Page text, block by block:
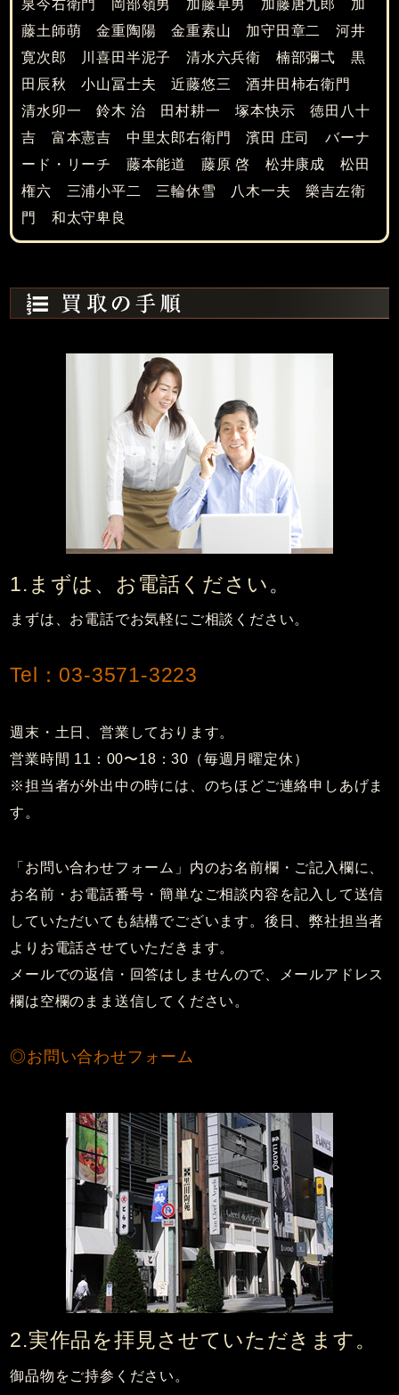
泉今右衛門 岡部嶺男 加藤卓男 加藤唐九郎 加
藤土師萌 金重陶陽 金重素山 加守田章二 河井
寛次郎 川喜田半泥子 清水六兵衛 楠部彌弌 黒
田辰秋 小山冨士夫 近藤悠三 酒井田柿右衛門
清水卯一 鈴木 治 田村耕一 塚本快示 徳田八十
吉 富本憲吉 中里太郎右衛門 濱田 庄司 バーナ
ード・リーチ 藤本能道 藤原 啓 松井康成 松田
権六 三浦小平二 三輪休雪 八木一夫 樂吉左衛
門 和太守卑良
1.まずは、お電話ください。
まずは、お電話でお気軽にご相談ください。
Tel：03-3571-3223
週末・土日、営業しております。
営業時間 11：00〜18：30（毎週月曜定休）
※担当者が外出中の時には、のちほどご連絡申しあげま
す。
「お問い合わせフォーム」内のお名前欄・ご記入欄に、
お名前・お電話番号・簡単なご相談内容を記入して送信
していただいても結構でございます。後日、弊社担当者
よりお電話させていただきます。
メールでの返信・回答はしませんので、メールアドレス
欄は空欄のまま送信してください。
◎お問い合わせフォーム
2.実作品を拝見させていただきます。
御品物をご持参ください。